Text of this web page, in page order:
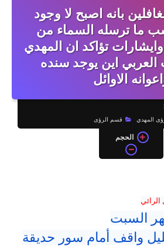
بانه اصبح لا وجود
ما ترسله السماء من
تؤاكد ان المهدي
العربي اين يوجد سنده
الاوائل
المهدي قسم الرؤى
الحجم
الرائي
السبت
واقف أمام سور حديقة